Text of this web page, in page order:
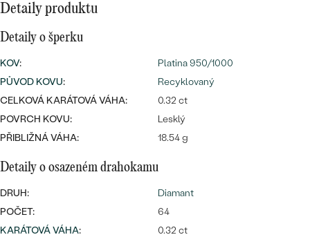
Bestsellery
Detaily produktu
Detaily o šperku
KOV:
Platina 950/1000
PŮVOD KOVU:
Recyklovaný
CELKOVÁ KARÁTOVÁ VÁHA:
0.32 ct
POVRCH KOVU:
Lesklý
PŘIBLIŽNÁ VÁHA:
18.54 g
Detaily o osazeném drahokamu
DRUH:
Diamant
POČET:
64
KARÁTOVÁ VÁHA:
0.32 ct